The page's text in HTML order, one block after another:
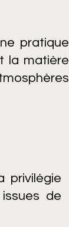
pratique
la matière
privilégie
de